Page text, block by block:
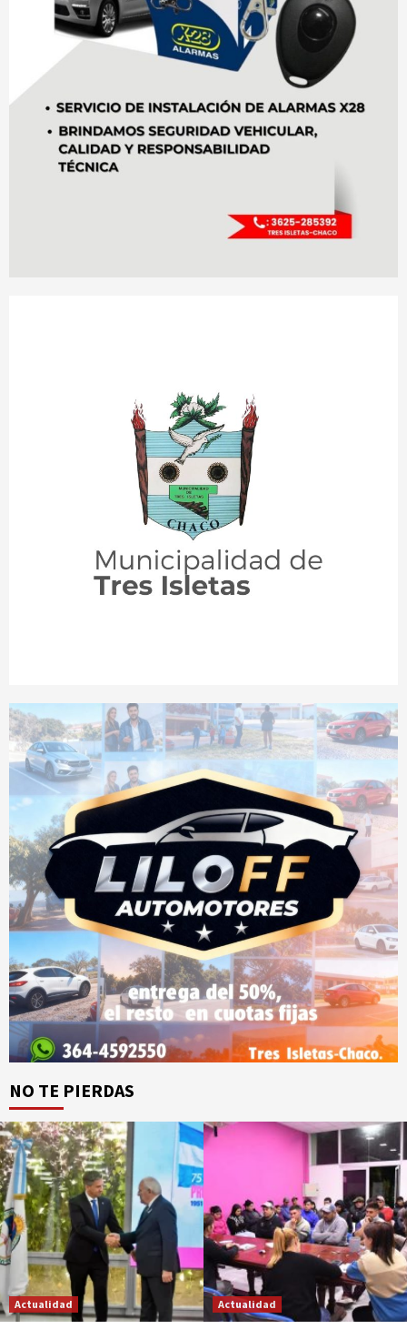
NO TE PIERDAS
Actualidad Actualidad